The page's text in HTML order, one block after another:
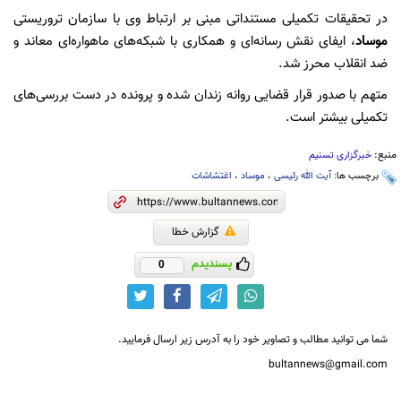
در تحقیقات تکمیلی مستنداتی مبنی بر ارتباط وی با سازمان تروریستی
موساد، ایفای نقش رسانه‌ای و همکاری با شبکه‌های ماهواره‌ای معاند و
ضد انقلاب محرز شد.
متهم با صدور قرار قضایی روانه زندان شده و پرونده در دست بررسی‌های
تکمیلی بیشتر است.
منبع: خبرگزاری تسنیم
برچسب ها:آیت الله رئیسی ، موساد ، اغتشاشات
گزارش خطا
پسندیدم 0
شما می توانید مطالب و تصاویر خود را به آدرس زیر ارسال فرمایید.
bultannews@gmail.com